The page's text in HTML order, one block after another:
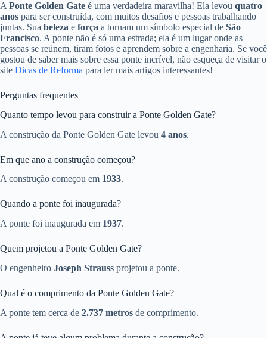
A Ponte Golden Gate é uma verdadeira maravilha! Ela levou quatro
anos para ser construída, com muitos desafios e pessoas trabalhando
juntas. Sua beleza e força a tornam um símbolo especial de São
Francisco. A ponte não é só uma estrada; ela é um lugar onde as
pessoas se reúnem, tiram fotos e aprendem sobre a engenharia. Se você
gostou de saber mais sobre essa ponte incrível, não esqueça de visitar o
site Dicas de Reforma para ler mais artigos interessantes!
Perguntas frequentes
Quanto tempo levou para construir a Ponte Golden Gate?
A construção da Ponte Golden Gate levou 4 anos.
Em que ano a construção começou?
A construção começou em 1933.
Quando a ponte foi inaugurada?
A ponte foi inaugurada em 1937.
Quem projetou a Ponte Golden Gate?
O engenheiro Joseph Strauss projetou a ponte.
Qual é o comprimento da Ponte Golden Gate?
A ponte tem cerca de 2.737 metros de comprimento.